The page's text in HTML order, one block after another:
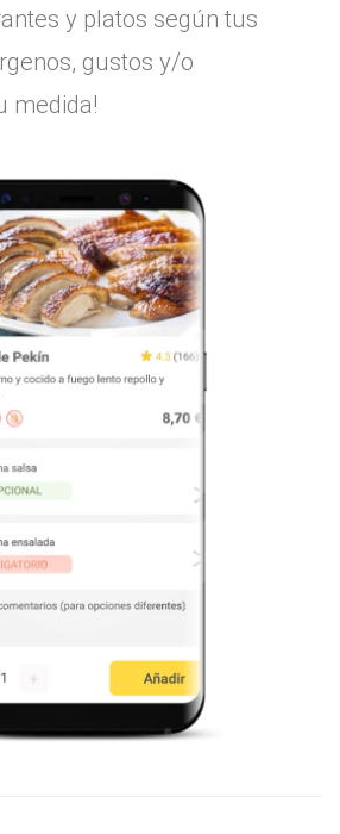
y platos según tus
gustos y/o
medida!